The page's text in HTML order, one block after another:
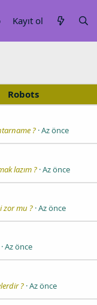
Kayıt ol
Robots
? Az önce
lazım ? Az önce
zor mu ? Az önce
Az önce
? Az önce